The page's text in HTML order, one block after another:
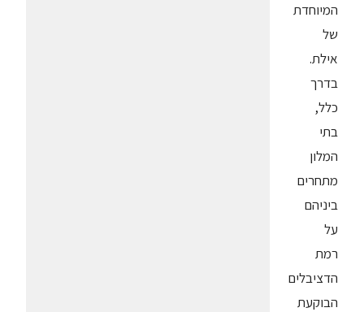
המיוחדת
של
אילת.
בדרך
כלל,
בתי
המלון
מתחרים
ביניהם
על
רמת
הדציבלים
הבוקעת